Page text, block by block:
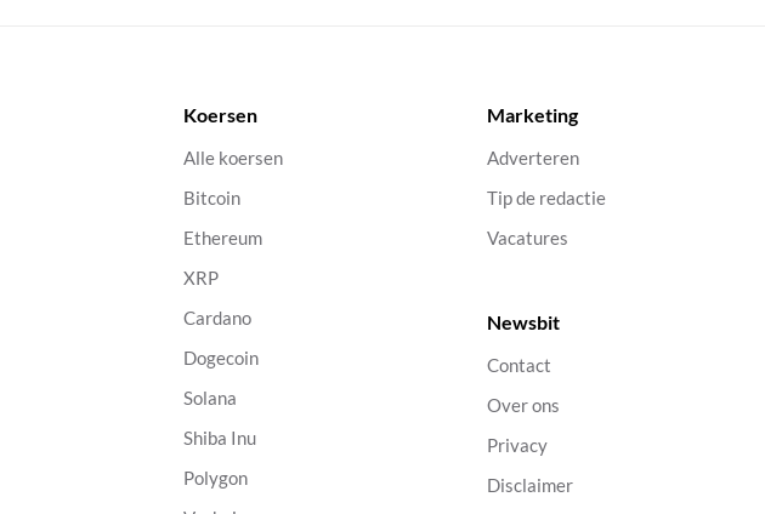
Koersen
Alle koersen
Bitcoin
Ethereum
XRP
Cardano
Dogecoin
Solana
Shiba Inu
Polygon
Marketing
Adverteren
Tip de redactie
Vacatures
Newsbit
Contact
Over ons
Privacy
Disclaimer